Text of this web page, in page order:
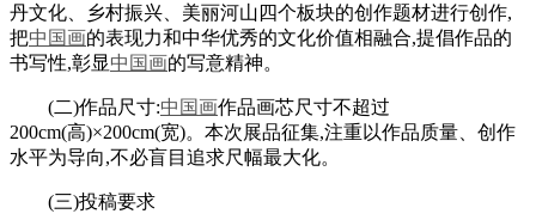
丹文化、乡村振兴、美丽河山四个板块的创作题材进行创作,
把中国画的表现力和中华优秀的文化价值相融合,提倡作品的
书写性,彰显中国画的写意精神。
(二)作品尺寸:中国画作品画芯尺寸不超过
200cm(高)×200cm(宽)。本次展品征集,注重以作品质量、创作
水平为导向,不必盲目追求尺幅最大化。
(三)投稿要求